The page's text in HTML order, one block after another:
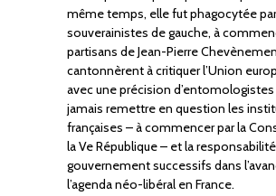
même temps, elle fut phagocytée
souverainistes de gauche, à
partisans de Jean-Pierre
cantonnèrent à critiquer l’Union
avec une précision d’entomologistes
jamais remettre en question les
françaises – à commencer par la
la Ve République – et la
gouvernement successifs dans
l’agenda néo-libéral en France.